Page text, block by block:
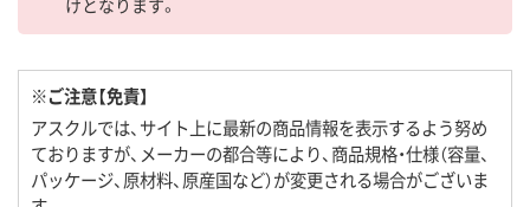
※ご注意【免責】
アスクルでは、サイト上に最新の商品情報を表示するよう努め
ておりますが、メーカーの都合等により、商品規格・仕様（容量、
パッケージ、原材料、原産国など）が変更される場合がございま